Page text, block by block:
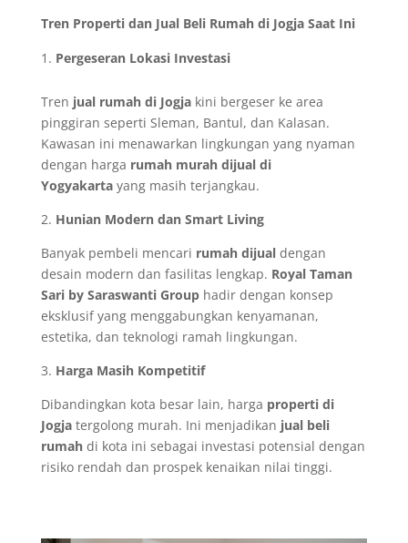
Tren Properti dan Jual Beli Rumah di Jogja Saat Ini
Pergeseran Lokasi Investasi
Tren jual rumah di Jogjakini bergeser ke area
pinggiran seperti Sleman, Bantul, dan Kalasan.
Kawasan ini menawarkan lingkungan yang nyaman
dengan harga rumah murah dijual di
Yogyakartayang masih terjangkau.
2. Hunian Modern dan Smart Living
Banyak pembeli mencari rumah dijualdengan
desain modern dan fasilitas lengkap. Royal Taman
Sari by Saraswanti Grouphadir dengan konsep
eksklusif yang menggabungkan kenyamanan,
estetika, dan teknologi ramah lingkungan.
3. Harga Masih Kompetitif
Dibandingkan kota besar lain, harga properti di
Jogjatergolong murah. Ini menjadikan jual beli
rumahdi kota ini sebagai investasi potensial dengan
risiko rendah dan prospek kenaikan nilai tinggi.